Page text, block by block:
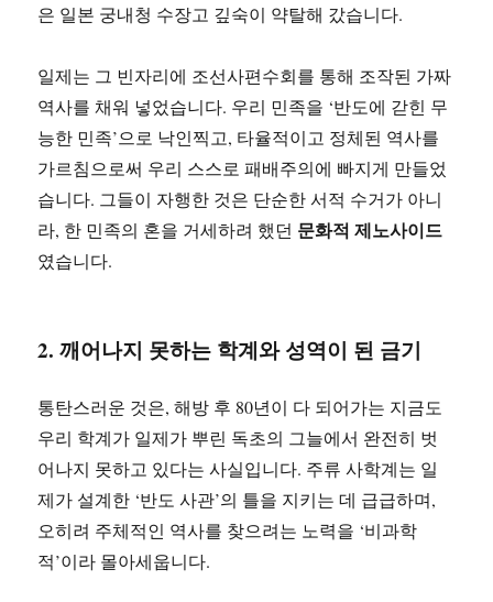
은 일본 궁내청 수장고 깊숙이 약탈해 갔습니다.
일제는 그 빈자리에 조선사편수회를 통해 조작된 가짜
역사를 채워 넣었습니다. 우리 민족을 ‘반도에 갇힌 무
능한 민족’으로 낙인찍고, 타율적이고 정체된 역사를
가르침으로써 우리 스스로 패배주의에 빠지게 만들었
습니다. 그들이 자행한 것은 단순한 서적 수거가 아니
라, 한 민족의 혼을 거세하려 했던 문화적 제노사이드
였습니다.
2. 깨어나지 못하는 학계와 성역이 된 금기
통탄스러운 것은, 해방 후 80년이 다 되어가는 지금도
우리 학계가 일제가 뿌린 독초의 그늘에서 완전히 벗
어나지 못하고 있다는 사실입니다. 주류 사학계는 일
제가 설계한 ‘반도 사관’의 틀을 지키는 데 급급하며,
오히려 주체적인 역사를 찾으려는 노력을 ‘비과학
적’이라 몰아세웁니다.